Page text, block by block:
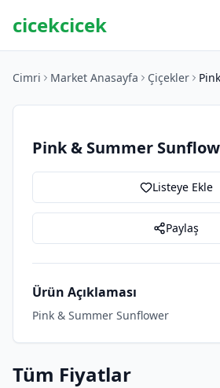
cicekcicek
Cimri Market Anasayfa Çiçekler
Pink & Summer
Listeye Ekle
Paylaş
Ürün Açıklaması
Pink & Summer Sunflower
Tüm Fiyatlar